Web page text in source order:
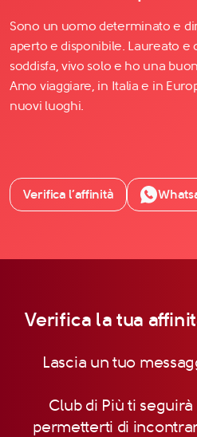
Sono un uomo determinato e
aperto e disponibile. Laureato e
soddisfa, vivo solo e ho una
Amo viaggiare, in Italia e in
nuovi luoghi.
Verifica l’affinità
Verifica la tua
Lascia un tuo
Club di Più ti
permetterti di